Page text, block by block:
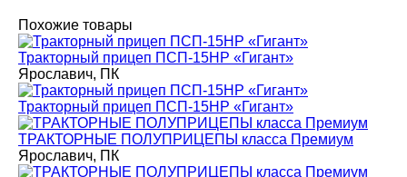
Похожие товары
Тракторный прицеп ПСП-15НР «Гигант»
Ярославич, ПК
Тракторный прицеп ПСП-15НР «Гигант»
ТРАКТОРНЫЕ ПОЛУПРИЦЕПЫ класса Премиум
Ярославич, ПК